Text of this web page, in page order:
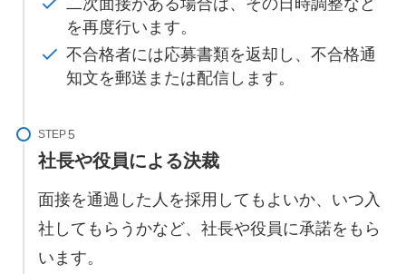
を再度行います。
不合格者には応募書類を返却し、不合格通
知文を郵送または配信します。
STEP
社長や役員による決裁
面接を通過した人を採用してもよいか、いつ入
社してもらうかなど、社長や役員に承諾をもら
います。